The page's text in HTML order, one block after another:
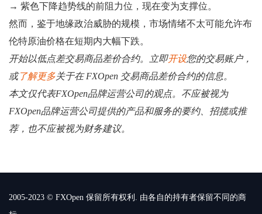
→ 紫色下降趋势线的前阻力位，现在变为支撑位。
然而，鉴于地缘政治威胁的规模，市场情绪不太可能允许布
伦特原油价格在短期内大幅下跌。
开始以低点差交易商品差价合约。立即开设您的交易账户，
或了解更多关于在 FXOpen 交易商品差价合约的信息。
本文仅代表FXOpen品牌运营公司的观点。不应被视为
FXOpen品牌运营公司提供的产品和服务的要约、招揽或推
荐，也不应被视为财务建议。
2005-2023 © FXOpen 保留所有权利. 由各自的持有者保留不同的商